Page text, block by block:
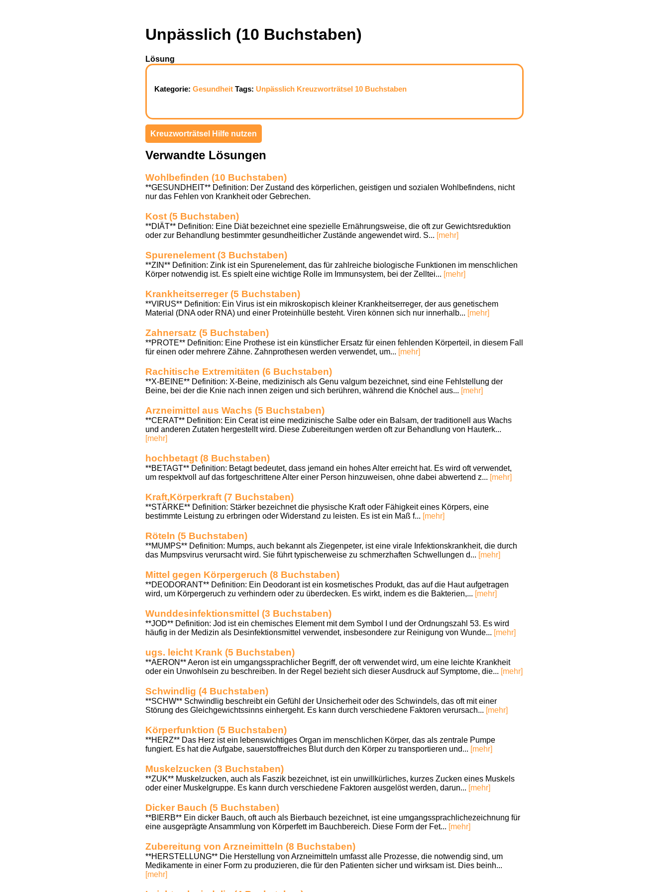
Unpässlich (10 Buchstaben)
Lösung
Kategorie: Gesundheit Tags: Unpässlich Kreuzworträtsel 10 Buchstaben
Kreuzworträtsel Hilfe nutzen
Verwandte Lösungen
Wohlbefinden (10 Buchstaben)
**GESUNDHEIT** Definition: Der Zustand des körperlichen, geistigen und sozialen Wohlbefindens, nicht
nur das Fehlen von Krankheit oder Gebrechen.
Kost (5 Buchstaben)
**DIÄT** Definition: Eine Diät bezeichnet eine spezielle Ernährungsweise, die oft zur Gewichtsreduktion
oder zur Behandlung bestimmter gesundheitlicher Zustände angewendet wird. S... [mehr]
Spurenelement (3 Buchstaben)
**ZIN** Definition: Zink ist ein Spurenelement, das für zahlreiche biologische Funktionen im menschlichen
Körper notwendig ist. Es spielt eine wichtige Rolle im Immunsystem, bei der Zelltei... [mehr]
Krankheitserreger (5 Buchstaben)
**VIRUS** Definition: Ein Virus ist ein mikroskopisch kleiner Krankheitserreger, der aus genetischem
Material (DNA oder RNA) und einer Proteinhülle besteht. Viren können sich nur innerhalb... [mehr]
Zahnersatz (5 Buchstaben)
**PROTE** Definition: Eine Prothese ist ein künstlicher Ersatz für einen fehlenden Körperteil, in diesem Fall
für einen oder mehrere Zähne. Zahnprothesen werden verwendet, um... [mehr]
Rachitische Extremitäten (6 Buchstaben)
**X-BEINE** Definition: X-Beine, medizinisch als Genu valgum bezeichnet, sind eine Fehlstellung der
Beine, bei der die Knie nach innen zeigen und sich berühren, während die Knöchel aus... [mehr]
Arzneimittel aus Wachs (5 Buchstaben)
**CERAT** Definition: Ein Cerat ist eine medizinische Salbe oder ein Balsam, der traditionell aus Wachs
und anderen Zutaten hergestellt wird. Diese Zubereitungen werden oft zur Behandlung von Hauterk...
[mehr]
hochbetagt (8 Buchstaben)
**BETAGT** Definition: Betagt bedeutet, dass jemand ein hohes Alter erreicht hat. Es wird oft verwendet,
um respektvoll auf das fortgeschrittene Alter einer Person hinzuweisen, ohne dabei abwertend z... [mehr]
Kraft,Körperkraft (7 Buchstaben)
**STÄRKE** Definition: Stärker bezeichnet die physische Kraft oder Fähigkeit eines Körpers, eine
bestimmte Leistung zu erbringen oder Widerstand zu leisten. Es ist ein Maß f... [mehr]
Röteln (5 Buchstaben)
**MUMPS** Definition: Mumps, auch bekannt als Ziegenpeter, ist eine virale Infektionskrankheit, die durch
das Mumpsvirus verursacht wird. Sie führt typischerweise zu schmerzhaften Schwellungen d... [mehr]
Mittel gegen Körpergeruch (8 Buchstaben)
**DEODORANT** Definition: Ein Deodorant ist ein kosmetisches Produkt, das auf die Haut aufgetragen
wird, um Körpergeruch zu verhindern oder zu überdecken. Es wirkt, indem es die Bakterien,... [mehr]
Wunddesinfektionsmittel (3 Buchstaben)
**JOD** Definition: Jod ist ein chemisches Element mit dem Symbol I und der Ordnungszahl 53. Es wird
häufig in der Medizin als Desinfektionsmittel verwendet, insbesondere zur Reinigung von Wunde... [mehr]
ugs. leicht Krank (5 Buchstaben)
**AERON** Aeron ist ein umgangssprachlicher Begriff, der oft verwendet wird, um eine leichte Krankheit
oder ein Unwohlsein zu beschreiben. In der Regel bezieht sich dieser Ausdruck auf Symptome, die... [mehr]
Schwindlig (4 Buchstaben)
**SCHW** Schwindlig beschreibt ein Gefühl der Unsicherheit oder des Schwindels, das oft mit einer
Störung des Gleichgewichtssinns einhergeht. Es kann durch verschiedene Faktoren verursach... [mehr]
Körperfunktion (5 Buchstaben)
**HERZ** Das Herz ist ein lebenswichtiges Organ im menschlichen Körper, das als zentrale Pumpe
fungiert. Es hat die Aufgabe, sauerstoffreiches Blut durch den Körper zu transportieren und... [mehr]
Muskelzucken (3 Buchstaben)
**ZUK** Muskelzucken, auch als Faszik bezeichnet, ist ein unwillkürliches, kurzes Zucken eines Muskels
oder einer Muskelgruppe. Es kann durch verschiedene Faktoren ausgelöst werden, darun... [mehr]
Dicker Bauch (5 Buchstaben)
**BIERB** Ein dicker Bauch, oft auch als Bierbauch bezeichnet, ist eine umgangssprachlichezeichnung für
eine ausgeprägte Ansammlung von Körperfett im Bauchbereich. Diese Form der Fet... [mehr]
Zubereitung von Arzneimitteln (8 Buchstaben)
**HERSTELLUNG** Die Herstellung von Arzneimitteln umfasst alle Prozesse, die notwendig sind, um
Medikamente in einer Form zu produzieren, die für den Patienten sicher und wirksam ist. Dies beinh...
[mehr]